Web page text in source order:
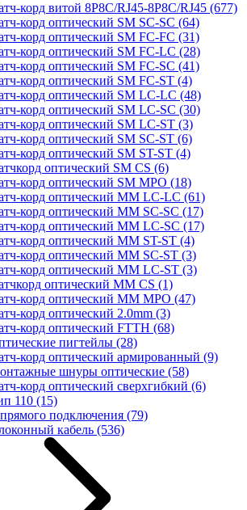
корд витой 8P8C/RJ45-8P8C/RJ45 (677)
корд оптический SM SC-SC (64)
корд оптический SM FC-FC (31)
корд оптический SM FC-LC (28)
корд оптический SM FC-SC (41)
корд оптический SM FC-ST (4)
корд оптический SM LC-LC (48)
корд оптический SM LC-SC (30)
корд оптический SM LC-ST (3)
корд оптический SM SC-ST (6)
корд оптический SM ST-ST (4)
оптический SM CS (6)
корд оптический SM MPO (18)
корд оптический MM LC-LC (61)
корд оптический MM SC-SC (17)
корд оптический MM LC-SC (17)
корд оптический MM ST-ST (4)
корд оптический MM SC-ST (3)
корд оптический MM LC-ST (3)
оптический MM CS (1)
корд оптический MM MPO (47)
корд оптический 2.0mm (3)
корд оптический FTTH (68)
пигтейлы (28)
корд оптический армированный (9)
шнуры оптические (58)
корд оптический сверхгибкий (6)
110 (15)
подключения (79)
кабель (536)